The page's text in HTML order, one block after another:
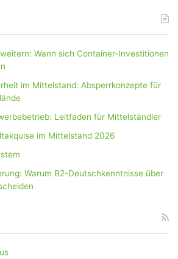
Wann sich Container-Investitionen
im Mittelstand: Absperrkonzepte für
Leitfaden für Mittelständler
im Mittelstand 2026
Warum B2-Deutschkenntnisse über